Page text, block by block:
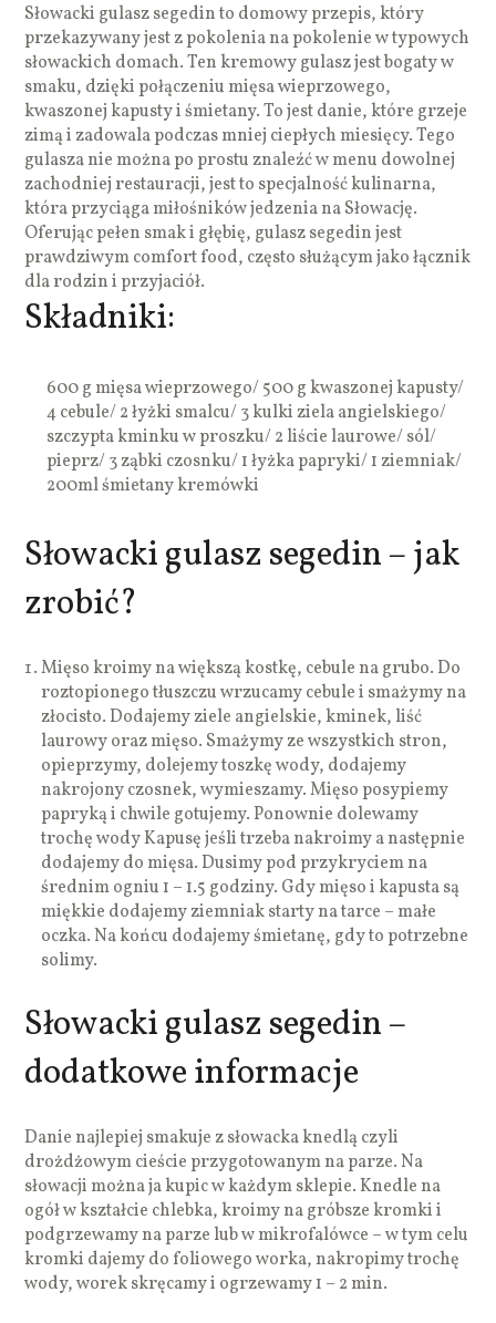
Słowacki gulasz segedin to domowy przepis, który
przekazywany jest z pokolenia na pokolenie w typowych
słowackich domach. Ten kremowy gulasz jest bogaty w
smaku, dzięki połączeniu mięsa wieprzowego,
kwaszonej kapusty i śmietany. To jest danie, które grzeje
zimą i zadowala podczas mniej ciepłych miesięcy. Tego
gulasza nie można po prostu znaleźć w menu dowolnej
zachodniej restauracji, jest to specjalność kulinarna,
która przyciąga miłośników jedzenia na Słowację.
Oferując pełen smak i głębię, gulasz segedin jest
prawdziwym comfort food, często służącym jako łącznik
dla rodzin i przyjaciół.
Składniki:
600 g mięsa wieprzowego/ 500 g kwaszonej kapusty/
4 cebule/ 2 łyżki smalcu/ 3 kulki ziela angielskiego/
szczypta kminku w proszku/ 2 liście laurowe/ sól/
pieprz/ 3 ząbki czosnku/ 1 łyżka papryki/ 1 ziemniak/
200ml śmietany kremówki
Słowacki gulasz segedin – jak
zrobić?
Mięso kroimy na większą kostkę, cebule na grubo. Do
roztopionego tłuszczu wrzucamy cebule i smażymy na
złocisto. Dodajemy ziele angielskie, kminek, liść
laurowy oraz mięso. Smażymy ze wszystkich stron,
opieprzymy, dolejemy toszkę wody, dodajemy
nakrojony czosnek, wymieszamy. Mięso posypiemy
papryką i chwile gotujemy. Ponownie dolewamy
trochę wody Kapusę jeśli trzeba nakroimy a następnie
dodajemy do mięsa. Dusimy pod przykryciem na
średnim ogniu 1 – 1.5 godziny. Gdy mięso i kapusta są
miękkie dodajemy ziemniak starty na tarce – małe
oczka. Na końcu dodajemy śmietanę, gdy to potrzebne
solimy.
Słowacki gulasz segedin –
dodatkowe informacje
Danie najlepiej smakuje z słowacka knedlą czyli
drożdżowym cieście przygotowanym na parze. Na
słowacji można ja kupic w każdym sklepie. Knedle na
ogół w kształcie chlebka, kroimy na gróbsze kromki i
podgrzewamy na parze lub w mikrofalówce – w tym celu
kromki dajemy do foliowego worka, nakropimy trochę
wody, worek skręcamy i ogrzewamy 1 – 2 min.